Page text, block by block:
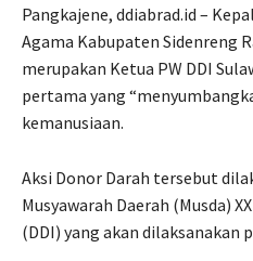
Pangkajene, ddiabrad.id –
Agama Kabupaten Sidenreng
merupakan Ketua PW DDI
pertama yang
kemanusiaan.
Aksi Donor Darah tersebut
Musyawarah Daerah (Musda)
(DDI) yang akan dilaksanakan